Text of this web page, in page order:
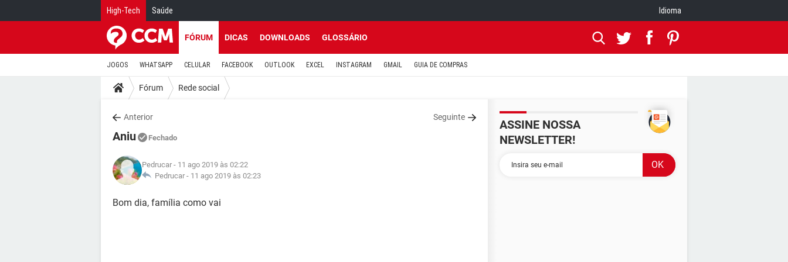
High-Tech Saúde Idioma
FÓRUM DICAS DOWNLOADS GLOSSÁRIO
JOGOS WHATSAPP CELULAR FACEBOOK OUTLOOK EXCEL INSTAGRAM GMAIL GUIA DE COMPRAS
Fórum Rede social
Anterior Seguinte
Aniu Fechado
Pedrucar - 11 ago 2019 às 02:22
Pedrucar - 11 ago 2019 às 02:23
Bom dia, família como vai
ASSINE NOSSA
NEWSLETTER!